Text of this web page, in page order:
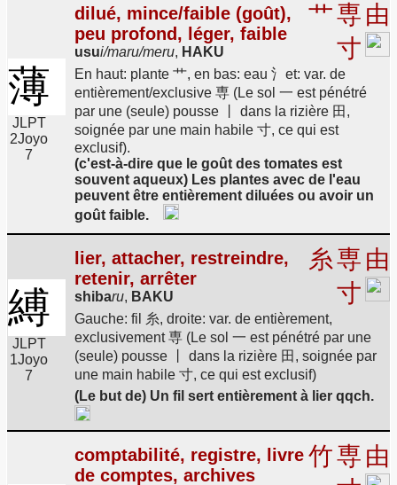
薄
JLPT
2Joyo
7
dilué, mince/faible (goût),
peu profond, léger, faible
usui/maru/meru, HAKU
艹専 由
寸
En haut: plante 艹, en bas: eau 氵et: var. de
entièrement/exclusive 専 (Le sol 一 est pénétré
par une (seule) pousse 丨 dans la rizière 田,
soignée par une main habile 寸, ce qui est
exclusif).
(c'est-à-dire que le goût des tomates est
souvent aqueux) Les plantes avec de l'eau
peuvent être entièrement diluées ou avoir un
goût faible.
縛
JLPT
1Joyo
7
lier, attacher, restreindre,
retenir, arrêter
shibaru, BAKU
糸専 由
寸
Gauche: fil 糸, droite: var. de entièrement,
exclusivement 専 (Le sol 一 est pénétré par une
(seule) pousse 丨 dans la rizière 田, soignée par
une main habile 寸, ce qui est exclusif)
(Le but de) Un fil sert entièrement à lier qqch.
comptabilité, registre, livre
de comptes, archives
竹専 由